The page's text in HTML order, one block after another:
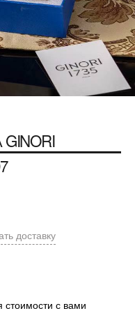
доставку
стоимости с вами